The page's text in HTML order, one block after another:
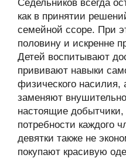
Седельников всегда
как в принятии
семейной ссоре. При
половину и искренне
Детей воспитывают
прививают навыки
физического насилия,
заменяют
настоящие
потребности каждого
девятки также не
покупают красивую